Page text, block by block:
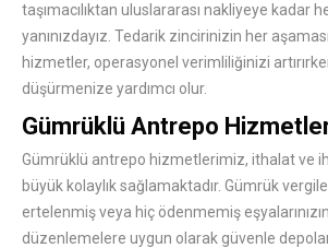
taşımacılıktan uluslararası nakliyeye kadar
yanınızdayız. Tedarik zincirinizin her
hizmetler, operasyonel verimliliğinizi
düşürmenize yardımcı olur.
Gümrüklü Antrepo
Gümrüklü antrepo hizmetlerimiz, ithalat ve
büyük kolaylık sağlamaktadır. Gümrük
ertelenmiş veya hiç ödenmemiş
düzenlemelere uygun olarak güvenle